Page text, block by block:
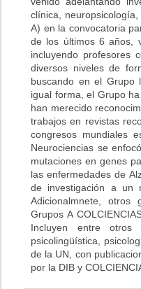
clínica,
A) en la convocatoria
de los últimos 6 años,
incluyendo profesores
diversos niveles de
buscando en el Grupo
igual forma, el Grupo
han merecido
trabajos en revistas
congresos mundiales
Neurociencias se
mutaciones en genes
las enfermedades de
de investigación a un
Adicionalmnete, otros
Grupos A
Incluyen entre otros
psicolingüística,
de la UN, con
por la DIB y